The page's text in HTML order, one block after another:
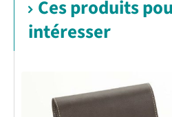
Ces produits
intéresser